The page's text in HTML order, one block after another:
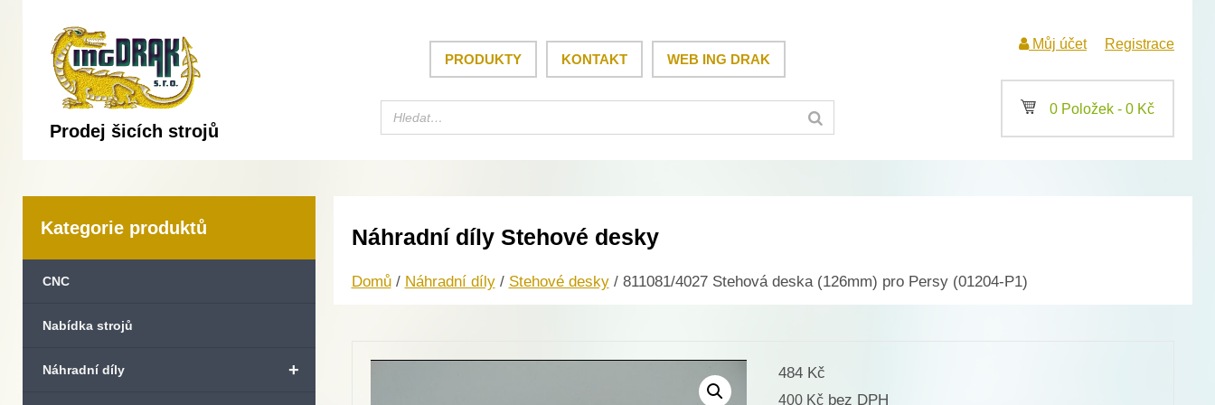
Prodej šicích strojů
PRODUKTY KONTAKT WEB ING DRAK
Můj účet Registrace
a 0 Položek - 0 Kč
Kategorie produktů
CNC
Nabídka strojů
+
Náhradní díly
Náhradní díly Stehové desky
Domů/ Náhradní díly/ Stehové desky/ 811081/4027 Stehová deska (126mm) pro Persy (01204-P1)
484 Kč
400 Kč bez DPH